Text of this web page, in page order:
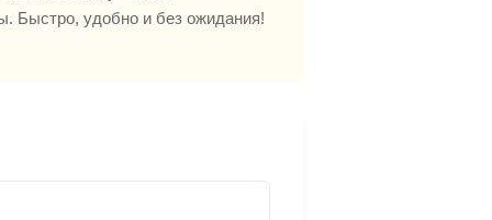
Быстро, удобно и без ожидания!